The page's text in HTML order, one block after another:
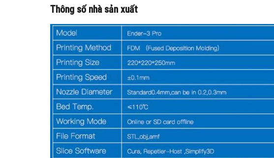
Thông số nhà sản xuất